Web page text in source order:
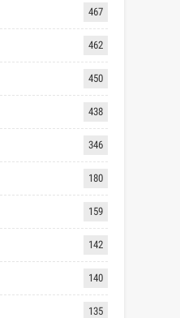
467
462
450
438
346
180
159
142
140
135